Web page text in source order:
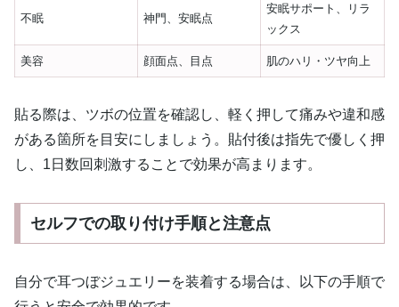
不眠 神門、安眠点
安眠サポート、リラ
ックス
美容 顔面点、目点 肌のハリ・ツヤ向上
貼る際は、ツボの位置を確認し、軽く押して痛みや違和感
がある箇所を目安にしましょう。貼付後は指先で優しく押
し、1日数回刺激することで効果が高まります。
セルフでの取り付け手順と注意点
自分で耳つぼジュエリーを装着する場合は、以下の手順で